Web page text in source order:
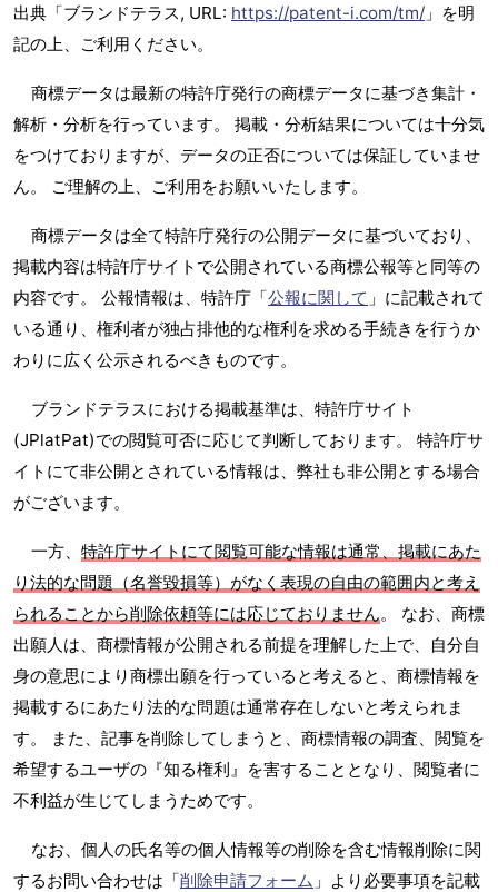
出典「ブランドテラス, URL: https://patent-i.com/tm/ 」を明
記の上、ご利用ください。
商標データは最新の特許庁発行の商標データに基づき集計・
解析・分析を行っています。 掲載・分析結果については十分気
をつけておりますが、データの正否については保証していませ
ん。 ご理解の上、ご利用をお願いいたします。
商標データは全て特許庁発行の公開データに基づいており、
掲載内容は特許庁サイトで公開されている商標公報等と同等の
内容です。 公報情報は、特許庁「公報に関して 」に記載されて
いる通り、権利者が独占排他的な権利を求める手続きを行うか
わりに広く公示されるべきものです。
ブランドテラスにおける掲載基準は、特許庁サイト
(JPlatPat)での閲覧可否に応じて判断しております。 特許庁サ
イトにて非公開とされている情報は、弊社も非公開とする場合
がございます。
一方、 特許庁サイトにて閲覧可能な情報は通常、掲載にあた
り法的な問題（名誉毀損等）がなく表現の自由の範囲内と考え
られることから削除依頼等には応じておりません。 なお、商標
出願人は、商標情報が公開される前提を理解した上で、自分自
身の意思により商標出願を行っていると考えると、商標情報を
掲載するにあたり法的な問題は通常存在しないと考えられま
す。 また、記事を削除してしまうと、商標情報の調査、閲覧を
希望するユーザの『知る権利』を害することとなり、閲覧者に
不利益が生じてしまうためです。
なお、個人の氏名等の個人情報等の削除を含む情報削除に関
するお問い合わせは「削除申請フォーム 」より必要事項を記載